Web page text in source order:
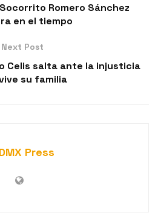
Romero Sánchez
en el tiempo
Next Post
Celis salta ante la injusticia
su familia
Press